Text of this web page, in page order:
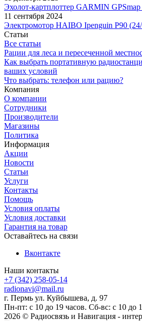
Эхолот-картплоттер GARMIN
11 сентября 2024
Электромотор HAIBO Ipenguin P90
Статьи
Все статьи
Рации для леса и пересеченной
Как выбрать портативную
ваших условий
Что выбрать: телефон или рацию?
Компания
О компании
Сотрудники
Производители
Магазины
Политика
Информация
Акции
Новости
Статьи
Услуги
Контакты
Помощь
Условия оплаты
Условия доставки
Гарантия на товар
Оставайтесь на связи
Вконтакте
Наши контакты
+7 (342) 258-05-14
radionavi@mail.ru
г. Пермь ул. Куйбышева, д. 97
Пн-пт: с 10 до 19 часов. Сб-вс: с 10 до
2026 © Радиосвязь и Навигация -